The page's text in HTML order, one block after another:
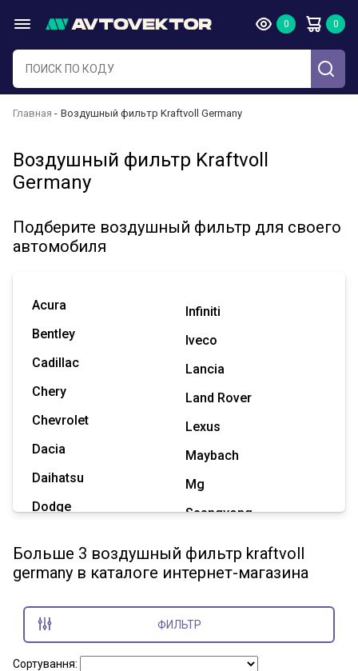
Главная Воздушный фильтр Kraftvoll Germany
Воздушный фильтр Kraftvoll
Germany
Подберите воздушный фильтр для своего
автомобиля
Acura
Bentley
Cadillac
Chery
Chevrolet
Dacia
Daihatsu
Dodge
Great Wall
Hummer
Infiniti
Iveco
Lancia
Land Rover
Lexus
Maybach
Mg
Ssangyong
Tesla
Показать все марки
Больше 3 воздушный фильтр kraftvoll
germany в каталоге интернет-магазина
ФИЛЬТР
Сортування: